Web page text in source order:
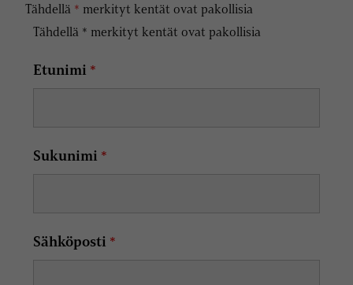
Tähdellä * merkityt kentät ovat pakollisia
Tähdellä * merkityt kentät ovat pakollisia
Etunimi *
Sukunimi *
Sähköposti *